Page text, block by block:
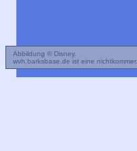
Abbildung © Disney.
wvh.barksbase.de ist eine